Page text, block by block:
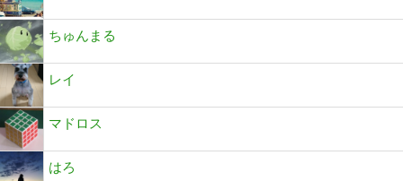
ちゅんまる
レイ
マドロス
はろ